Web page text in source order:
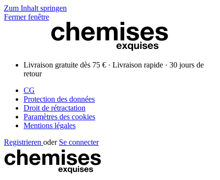
Zum Inhalt springen
Fermer fenêtre
Livraison gratuite dès 75 € · Livraison rapide · 30 jours de
retour
CG
Protection des données
Droit de rétractation
Paramètres des cookies
Mentions légales
Registrieren oder Se connecter